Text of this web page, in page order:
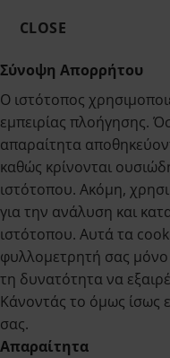
CLOSE
Σύνοψη Απορρήτου
Ο ιστότοπος
εμπειρίας πλοήγησης.
απαραίτητα
καθώς κρίνονται
ιστότοπου. Ακόμη,
για την ανάλυση και
ιστότοπου. Αυτά τα
φυλλομετρητή σας μόνο
τη δυνατότητα να
Κάνοντάς το όμως ίσως
σας.
Απαραίτητα